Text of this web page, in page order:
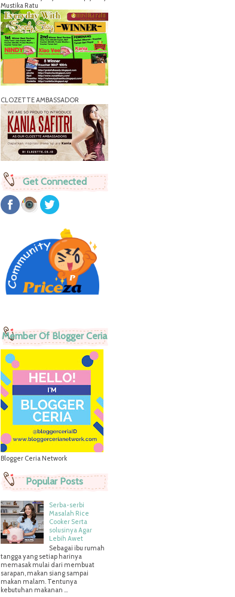
Mustika Ratu
CLOZETTE AMBASSADOR
Get Connected
Member Of Blogger Ceria
Blogger Ceria Network
Popular Posts
Serba-serbi
Masalah Rice
Cooker Serta
solusinya Agar
Lebih Awet
Sebagai ibu rumah
tangga yang setiap harinya
memasak mulai dari membuat
sarapan, makan siang sampai
makan malam. Tentunya
kebutuhan makanan ...